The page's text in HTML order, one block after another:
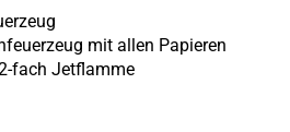
mit allen Papieren
fach Jetflamme